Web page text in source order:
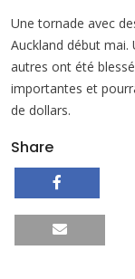
Une tornade avec
Auckland début mai.
autres ont été
importantes et
de dollars.
Share